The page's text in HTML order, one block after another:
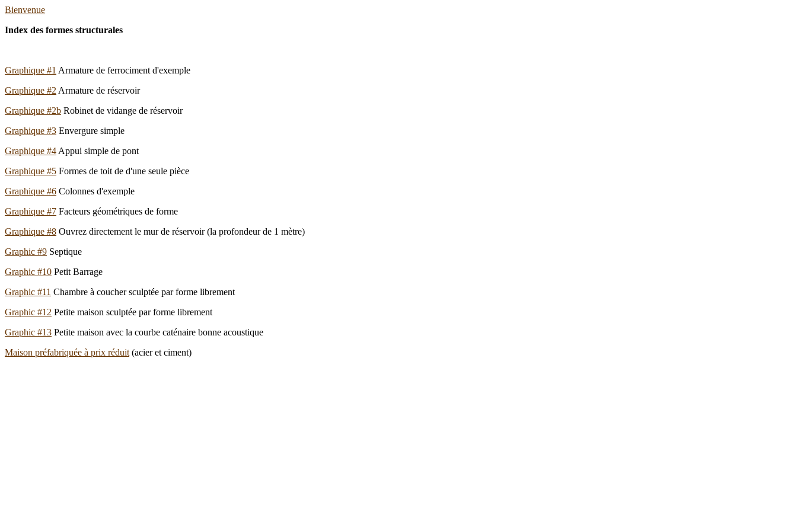
Bienvenue
Index des formes structurales
Graphique #1 Armature de ferrociment d'exemple
Graphique #2 Armature de réservoir
Graphique #2b Robinet de vidange de réservoir
Graphique #3 Envergure simple
Graphique #4 Appui simple de pont
Graphique #5 Formes de toit de d'une seule pièce
Graphique #6 Colonnes d'exemple
Graphique #7 Facteurs géométriques de forme
Graphique #8 Ouvrez directement le mur de réservoir (la profondeur de 1 mètre)
Graphic #9 Septique
Graphic #10 Petit Barrage
Graphic #11 Chambre à coucher sculptée par forme librement
Graphic #12 Petite maison sculptée par forme librement
Graphic #13 Petite maison avec la courbe caténaire bonne acoustique
Maison préfabriquée à prix réduit (acier et ciment)